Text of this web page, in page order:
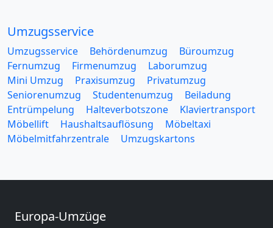
Umzugsservice
Umzugsservice Behördenumzug
Büroumzug
Fernumzug
Firmenumzug
Laborumzug
Mini Umzug
Praxisumzug
Privatumzug
Seniorenumzug
Studentenumzug
Beiladung
Entrümpelung
Halteverbotszone
Klaviertransport
Möbellift
Haushaltsauflösung
Möbeltaxi
Möbelmitfahrzentrale
Umzugskartons
Europa-Umzüge